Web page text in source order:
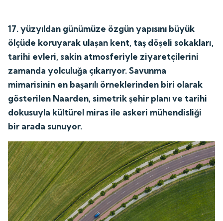
17. yüzyıldan günümüze özgün yapısını büyük
ölçüde koruyarak ulaşan kent, taş döşeli sokakları,
tarihi evleri, sakin atmosferiyle ziyaretçilerini
zamanda yolculuğa çıkarıyor. Savunma
mimarisinin en başarılı örneklerinden biri olarak
gösterilen Naarden, simetrik şehir planı ve tarihi
dokusuyla kültürel miras ile askeri mühendisliği
bir arada sunuyor.